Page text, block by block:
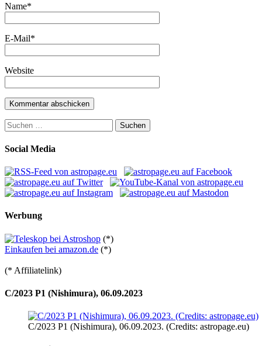
Name*
E-Mail*
Website
Suchen
nach:
Social Media
Werbung
(*)
Einkaufen bei amazon.de (*)
(* Affiliatelink)
C/2023 P1 (Nishimura), 06.09.2023
C/2023 P1 (Nishimura), 06.09.2023. (Credits: astropage.eu)